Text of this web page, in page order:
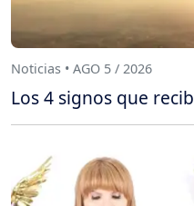
Noticias • AGO 5 / 2026
Los 4 signos que